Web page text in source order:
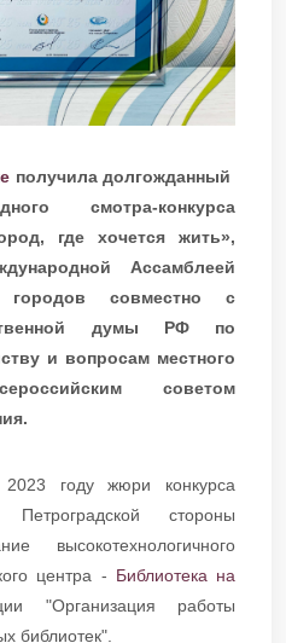
получила долгожданный
смотра-конкурса
где хочется жить»,
Ассамблеей
совместно с
думы РФ по
и вопросам местного
советом
году жюри конкурса
стороны
высокотехнологичного
центра - Библиотека на
"Организация работы
библиотек".